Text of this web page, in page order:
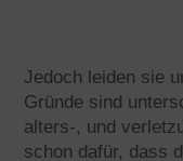
Jedoch leiden sie
Gründe sind
alters-, und
schon dafür, dass